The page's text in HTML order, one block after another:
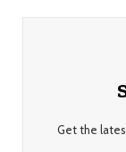
Get the